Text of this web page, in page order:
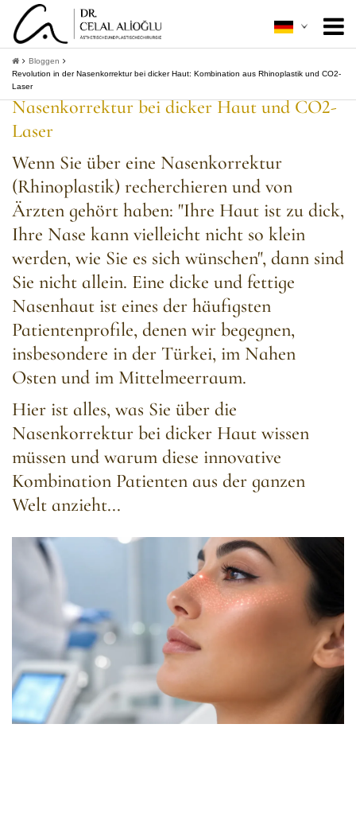
Über mich
Ästhetische Chirurgie
+
Minimal Invasive
Patientenleitfaden
Kontakt
Informationen bekommen
Bloggen
Revolution in der Nasenkorrektur bei dicker Haut: Kombination aus Rhinoplastik und CO2-
Laser
Nasenkorrektur bei dicker Haut und CO2-
Laser
Wenn Sie über eine Nasenkorrektur
(Rhinoplastik) recherchieren und von
Ärzten gehört haben: "Ihre Haut ist zu dick,
Ihre Nase kann vielleicht nicht so klein
werden, wie Sie es sich wünschen", dann sind
Sie nicht allein. Eine dicke und fettige
Nasenhaut ist eines der häufigsten
Patientenprofile, denen wir begegnen,
insbesondere in der Türkei, im Nahen
Osten und im Mittelmeerraum.
Hier ist alles, was Sie über die
Nasenkorrektur bei dicker Haut wissen
müssen und warum diese innovative
Kombination Patienten aus der ganzen
Welt anzieht...